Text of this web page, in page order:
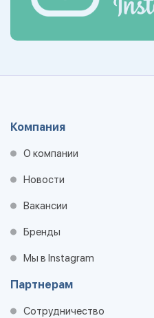
Компания
О компании
Новости
Вакансии
Бренды
Мы в Instagram
Партнерам
Сотрудничество